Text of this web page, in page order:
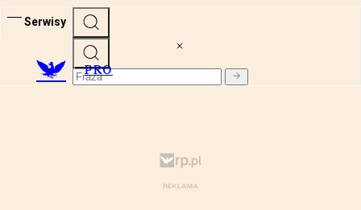
Serwisy
PRO